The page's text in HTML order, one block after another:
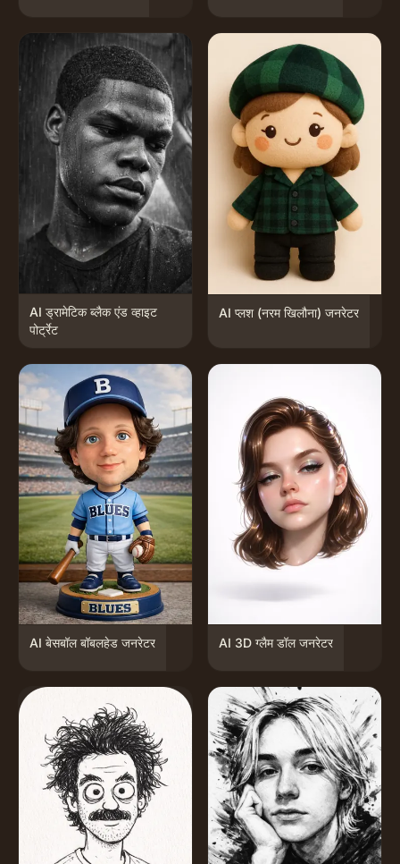
AI ड्रामेटिक ब्लैक एंड व्हाइट
पोर्ट्रेट
AI प्लश (नरम खिलौना) जनरेटर
AI बेसबॉल बॉबलहेड जनरेटर AI 3D ग्लैम डॉल जनरेटर